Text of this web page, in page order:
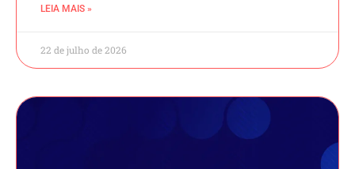
LEIA MAIS »
22 de julho de 2026